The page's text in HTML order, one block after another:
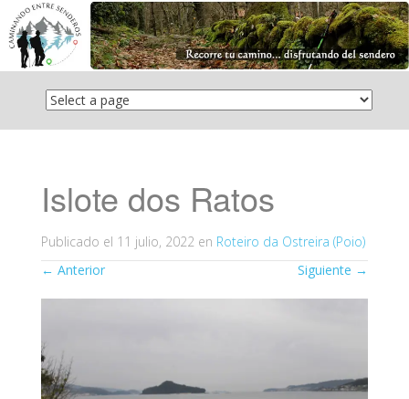
Saltar
contenido
Islote dos Ratos
Publicado el 11 julio, 2022 en Roteiro da Ostreira (Poio)
← Anterior Siguiente →